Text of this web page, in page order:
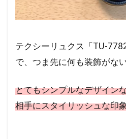
テクシーリュクス「TU-
で、つま先に何も装飾がな
とてもシンプルなデザイン
相手にスタイリッシュな印